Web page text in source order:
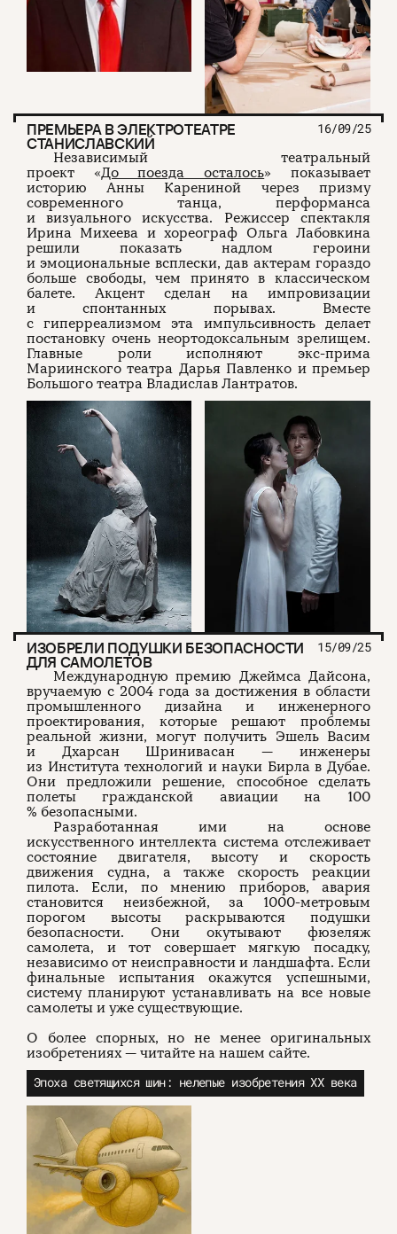
ПРЕМЬЕРА В ЭЛЕКТРОТЕАТРЕ
СТАНИСЛАВСКИЙ
16/09/25
Независимый театральный
проект «До поезда осталось» показывает
историю Анны Карениной через призму
современного танца, перформанса
и визуального искусства. Режиссер спектакля
Ирина Михеева и хореограф Ольга Лабовкина
решили показать надлом героини
и эмоциональные всплески, дав актерам гораздо
больше свободы, чем принято в классическом
балете. Акцент сделан на импровизации
и спонтанных порывах. Вместе
с гиперреализмом эта импульсивность делает
постановку очень неортодоксальным зрелищем.
Главные роли исполняют экс-прима
Мариинского театра Дарья Павленко и премьер
Большого театра Владислав Лантратов.
ИЗОБРЕЛИ ПОДУШКИ БЕЗОПАСНОСТИ
ДЛЯ САМОЛЕТОВ
15/09/25
Международную премию Джеймса Дайсона,
вручаемую с 2004 года за достижения в области
промышленного дизайна и инженерного
проектирования, которые решают проблемы
реальной жизни, могут получить Эшель Васим
и Дхарсан Шринивасан — инженеры
из Института технологий и науки Бирла в Дубае.
Они предложили решение, способное сделать
полеты гражданской авиации на 100
% безопасными.
Разработанная ими на основе
искусственного интеллекта система отслеживает
состояние двигателя, высоту и скорость
движения судна, а также скорость реакции
пилота. Если, по мнению приборов, авария
становится неизбежной, за 1000-метровым
порогом высоты раскрываются подушки
безопасности. Они окутывают фюзеляж
самолета, и тот совершает мягкую посадку,
независимо от неисправности и ландшафта. Если
финальные испытания окажутся успешными,
систему планируют устанавливать на все новые
самолеты и уже существующие.
О более спорных, но не менее оригинальных
изобретениях — читайте на нашем сайте.
Эпоха светящихся шин: нелепые изобретения XX века